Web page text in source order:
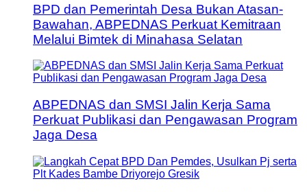
BPD dan Pemerintah Desa Bukan Atasan-
Bawahan, ABPEDNAS Perkuat Kemitraan
Melalui Bimtek di Minahasa Selatan
ABPEDNAS dan SMSI Jalin Kerja Sama
Perkuat Publikasi dan Pengawasan Program
Jaga Desa